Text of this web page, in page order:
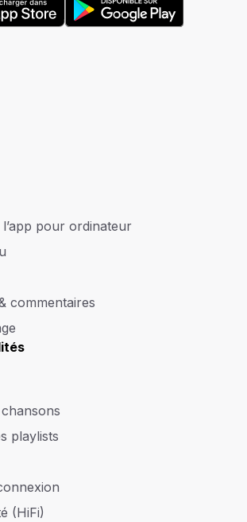
pour ordinateur
commentaires
playlists
(HiFi)